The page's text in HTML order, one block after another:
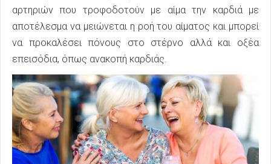
αρτηριών που τροφοδοτούν με αίμα την καρδιά με
αποτέλεσμα να μειώνεται η ροή του αίματος και μπορεί
να προκαλέσει πόνους στο στέρνο αλλά και οξέα
επεισόδια, όπως ανακοπή καρδιάς.